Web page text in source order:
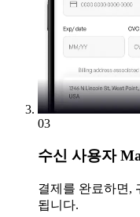
03
수신 사용자
결제를 완료하면,
됩니다.